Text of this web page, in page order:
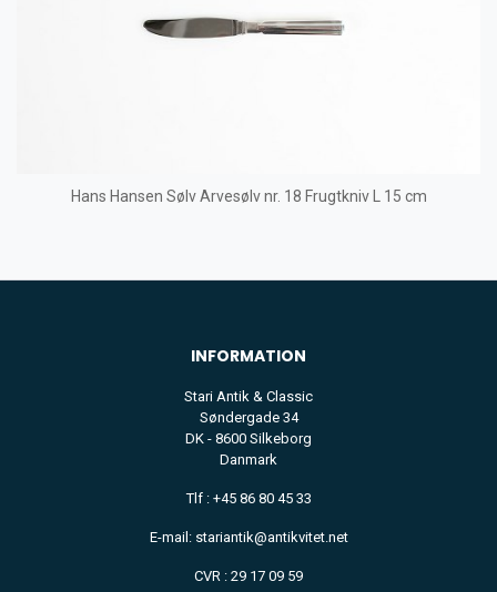
Hans Hansen Sølv Arvesølv nr. 18 Frugtkniv L 15 cm
INFORMATION
Stari Antik & Classic
Søndergade 34
DK - 8600 Silkeborg
Danmark
Tlf : +45 86 80 45 33
E-mail: stariantik@antikvitet.net
CVR : 29 17 09 59